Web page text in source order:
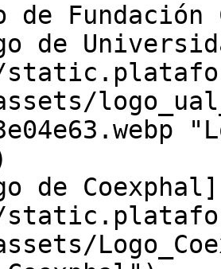
de Fundación
de
de Coexphal]